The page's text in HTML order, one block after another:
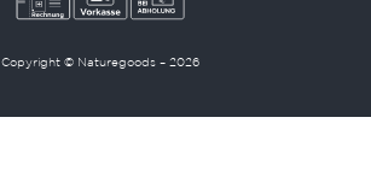
Copyright © Naturegoods – 2026